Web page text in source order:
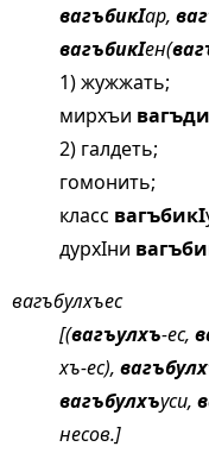
вагъбикIар,
вагъбикIен(
1) жужжать;
мирхъи
2) галдеть;
гомонить;
класс вагъбикI
дурхIни
вагъбулхъес
[(вагъулхъ-ес,
хъ-ес),
вагъбулхъуси,
несов.]